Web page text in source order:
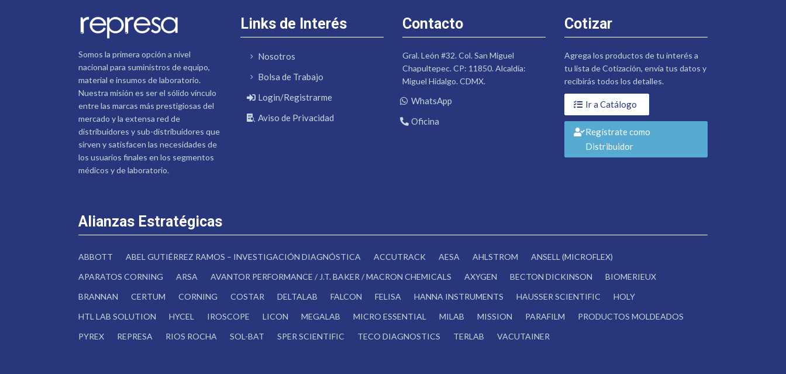
Somos la primera opción a nivel
nacional para suministros de equipo,
material e insumos de laboratorio.
Nuestra misión es ser el sólido vínculo
entre las marcas más prestigiosas del
mercado y la extensa red de
distribuidores y sub-distribuidores que
sirven y satisfacen las necesidades de
los usuarios finales en los segmentos
médicos y de laboratorio.
Links de Interés
Nosotros
Bolsa de Trabajo
Login/Registrarme
Aviso de Privacidad
Contacto
Gral. León #32. Col. San Miguel
Chapultepec. CP: 11850. Alcaldía:
Miguel Hidalgo. CDMX.
WhatsApp
Oficina
Cotizar
Agrega los productos de tu interés a
tu lista de Cotización, envía tus datos y
recibirás todos los detalles.
Ir a Catálogo
Regístrate como
Distribuidor
Alianzas Estratégicas
ABBOTT ABEL GUTIÉRREZ RAMOS – INVESTIGACIÓN DIAGNÓSTICA ACCUTRACK AESA AHLSTROM
ANSELL (MICROFLEX)
APARATOS CORNING
ARSA AVANTOR PERFORMANCE / J.T. BAKER / MACRON CHEMICALS AXYGEN BECTON DICKINSON
BIOMERIEUX
BRANNAN
CERTUM CORNING COSTAR DELTALAB FALCON FELISA HANNA INSTRUMENTS HAUSSER SCIENTIFIC
HOLY
HTL LAB SOLUTION
HYCEL IROSCOPE LICON MEGALAB MICRO ESSENTIAL MILAB MISSION PARAFILM
PRODUCTOS MOLDEADOS
PYREX
REPRESA RIOS ROCHA SOL-BAT SPER SCIENTIFIC TECO DIAGNOSTICS TERLAB VACUTAINER